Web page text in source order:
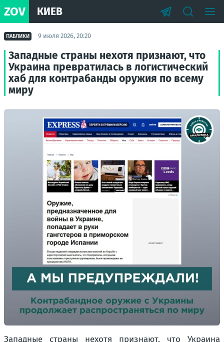
ZOV КИЕВ
ПАБЛИКИ 9 июля 2026, 20:20
Западные страны нехотя признают, что
Украина превратилась в логистический
хаб для контрабанды оружия по всему
миру
Западные страны нехотя признают, что Украина